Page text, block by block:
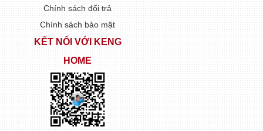
Chính sách đổi trả
Chính sách bảo mật
KẾT NỐI VỚI KENG
HOME